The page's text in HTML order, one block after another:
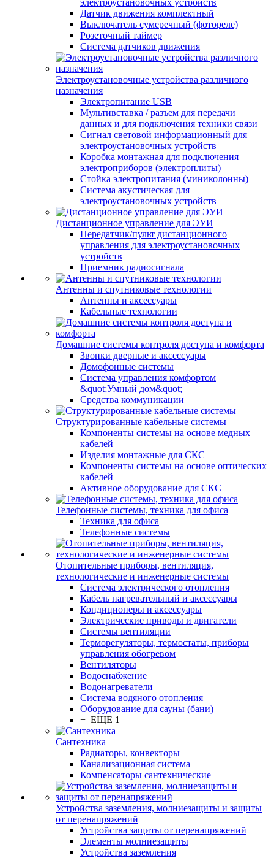
электроустановочных устройств
Датчик движения комплектный
Выключатель сумеречный (фотореле)
Розеточный таймер
Система датчиков движения
Электроустановочные устройства различного
назначения
Электропитание USB
Мультивставка / разъем для передачи
данных и для подключения техники связи
Сигнал световой информационный для
электроустановочных устройств
Коробка монтажная для подключения
электроприборов (электроплиты)
Стойка электропитания (миниколонны)
Система акустическая для
электроустановочных устройств
Дистанционное управление для ЭУИ
Передатчик/пульт дистанционного
управления для электроустановочных
устройств
Приемник радиосигнала
Антенны и спутниковые технологии
Антенны и аксессуары
Кабельные технологии
Домашние системы контроля доступа и комфорта
Звонки дверные и аксессуары
Домофонные системы
Система управления комфортом
&quot;Умный дом&quot;
Средства коммуникации
Структурированные кабельные системы
Компоненты системы на основе медных
кабелей
Изделия монтажные для СКС
Компоненты системы на основе оптических
кабелей
Активное оборудование для СКС
Телефонные системы, техника для офиса
Техника для офиса
Телефонные системы
Отопительные приборы, вентиляция,
технологические и инженерные системы
Система электрического отопления
Кабель нагревательный и аксессуары
Кондиционеры и аксессуары
Электрические приводы и двигатели
Системы вентиляции
Терморегуляторы, термостаты, приборы
управления обогревом
Вентиляторы
Водоснабжение
Водонагреватели
Система водяного отопления
Оборудование для сауны (бани)
+ ЕЩЕ 1
Сантехника
Радиаторы, конвекторы
Канализационная система
Компенсаторы сантехнические
Устройства заземления, молниезащиты и защиты
от перенапряжений
Устройства защиты от перенапряжений
Элементы молниезащиты
Устройства заземления